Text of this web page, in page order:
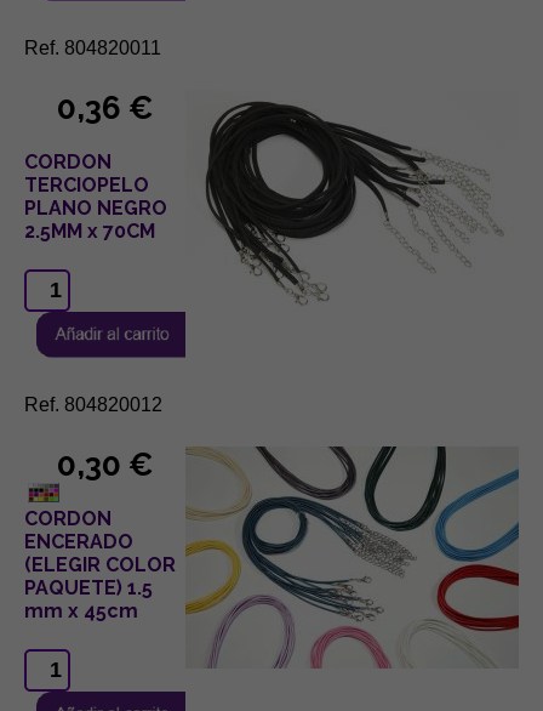
Ref. 804820011
0,36 €
CORDON
TERCIOPELO
PLANO NEGRO
2.5MM x 70CM
Ref. 804820012
0,30 €
CORDON
ENCERADO
(ELEGIR COLOR
PAQUETE) 1.5
mm x 45cm